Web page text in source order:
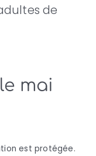
de
mai
est protégée.